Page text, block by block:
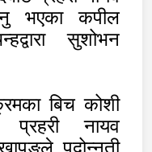
भएका कपील
सुशोभन
बिच कोशी
नायव
पदोन्नती